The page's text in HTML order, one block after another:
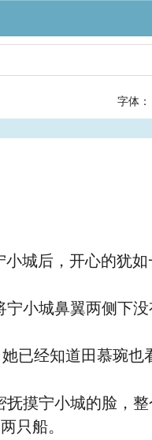
字体：
城后，开心的犹如
城鼻翼两侧下没
经知道田慕琬也看
宁小城的脸，整
只船。